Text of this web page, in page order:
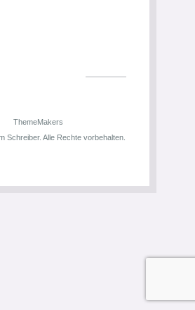
ThemeMakers
Schreiber. Alle Rechte vorbehalten.